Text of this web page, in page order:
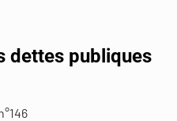
dettes publiques